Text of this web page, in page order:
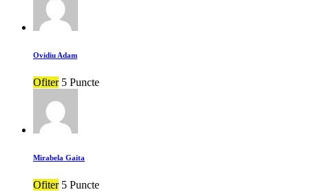
Ovidiu Adam
Ofiter 5 Puncte
Mirabela Gaita
Ofiter 5 Puncte